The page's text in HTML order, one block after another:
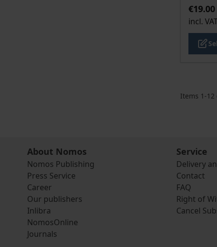
€19.00
incl.
Items 1 -12
About Nomos
Nomos Publishing
Press Service
Career
Our publishers
Inlibra
NomosOnline
Journals
Service
Delivery
Contact
FAQ
Right of
Cancel